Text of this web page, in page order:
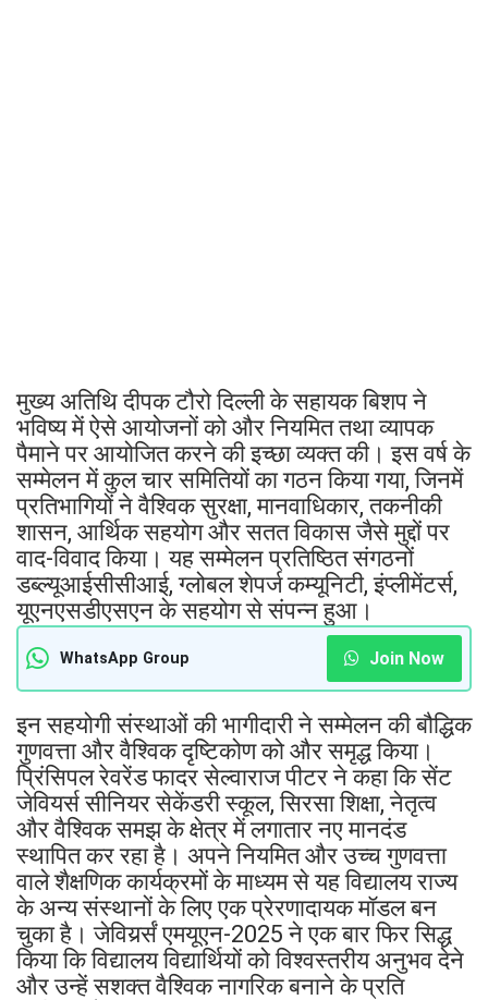
मुख्य अतिथि दीपक टौरो दिल्ली के सहायक बिशप ने
भविष्य में ऐसे आयोजनों को और नियमित तथा व्यापक
पैमाने पर आयोजित करने की इच्छा व्यक्त की। इस वर्ष के
सम्मेलन में कुल चार समितियों का गठन किया गया, जिनमें
प्रतिभागियों ने वैश्विक सुरक्षा, मानवाधिकार, तकनीकी
शासन, आर्थिक सहयोग और सतत विकास जैसे मुद्दों पर
वाद-विवाद किया। यह सम्मेलन प्रतिष्ठित संगठनों
डब्ल्यूआईसीसीआई, ग्लोबल शेपर्ज कम्यूनिटी, इंप्लीमेंटर्स,
यूएनएसडीएसएन के सहयोग से संपन्न हुआ।
WhatsApp Group Join Now
इन सहयोगी संस्थाओं की भागीदारी ने सम्मेलन की बौद्धिक
गुणवत्ता और वैश्विक दृष्टिकोण को और समृद्ध किया।
प्रिंसिपल रेवरेंड फादर सेल्वाराज पीटर ने कहा कि सेंट
जेवियर्स सीनियर सेकेंडरी स्कूल, सिरसा शिक्षा, नेतृत्व
और वैश्विक समझ के क्षेत्र में लगातार नए मानदंड
स्थापित कर रहा है। अपने नियमित और उच्च गुणवत्ता
वाले शैक्षणिक कार्यक्रमों के माध्यम से यह विद्यालय राज्य
के अन्य संस्थानों के लिए एक प्रेरणादायक मॉडल बन
चुका है। जेवियर्र्सं एमयूएन-2025 ने एक बार फिर सिद्ध
किया कि विद्यालय विद्यार्थियों को विश्वस्तरीय अनुभव देने
और उन्हें सशक्त वैश्विक नागरिक बनाने के प्रति